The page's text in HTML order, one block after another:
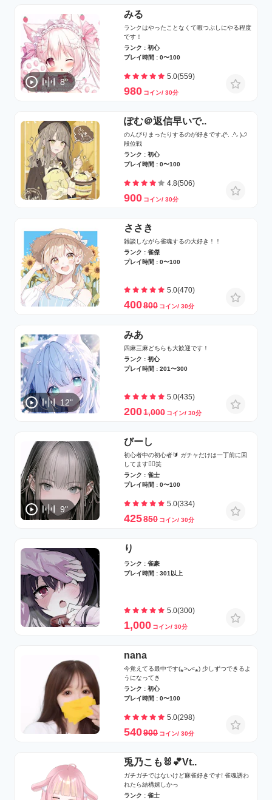
8"
みる
ランクはやったことなくて暇つぶしにやる程度
です！
ランク : 初心
プレイ時間 : 0〜100
5.0(559)
980 コイン/ 30分
ぽむ＠返信早いで..
のんびりまったりするのが好きです꜀(^. .^꜀ )꜆੭
段位戦
ランク : 初心
プレイ時間 : 0〜100
4.8(506)
900 コイン/ 30分
ささき
雑談しながら雀魂するの大好き！！
ランク : 雀傑
プレイ時間 : 0〜100
5.0(470)
400800 コイン/ 30分
12"
みあ
四麻三麻どちらも大歓迎です！
ランク : 初心
プレイ時間 : 201〜300
5.0(435)
2001,000 コイン/ 30分
9"
びーし
初心者中の初心者🔰 ガチャだけは一丁前に回
してます👍🏻笑
ランク : 雀士
プレイ時間 : 0〜100
5.0(334)
425850 コイン/ 30分
り
ランク : 雀豪
プレイ時間 : 301以上
5.0(300)
1,000 コイン/ 30分
nana
今覚えてる最中です(⁎˃ᴗ˂⁎) 少しずつできるよ
うになってき
ランク : 初心
プレイ時間 : 0〜100
5.0(298)
540900 コイン/ 30分
兎乃こも🐰💕Vt..
ガチガチではないけど麻雀好きです❕ 雀魂誘わ
れたら結構嬉しかっ
ランク : 雀士